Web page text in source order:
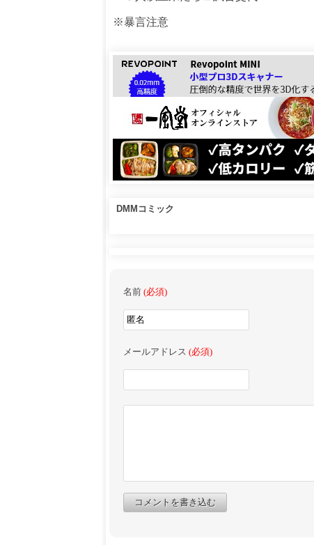
※暴言注意
DMMコミック
名前 (必須)
メールアドレス (必須)
コメントを書き込む